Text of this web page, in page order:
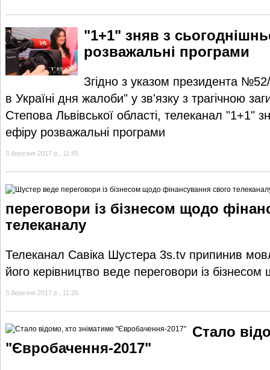
"1+1" зняв з
розважальні програми
Згідно з указом президента
в Україні дня жалоби" у зв'язку з трагічною
Степова Львівської області, телеканал "1+1"
ефіру розважальні програми
3 березня 2017 р., 11:45
переговори із бізнесом щодо
телеканалу
Телеканал Савіка Шустера 3s.tv припинив
його керівництво веде переговори із
3 березня 2017 р., 11:26
Стало
"Євробачення-2017"